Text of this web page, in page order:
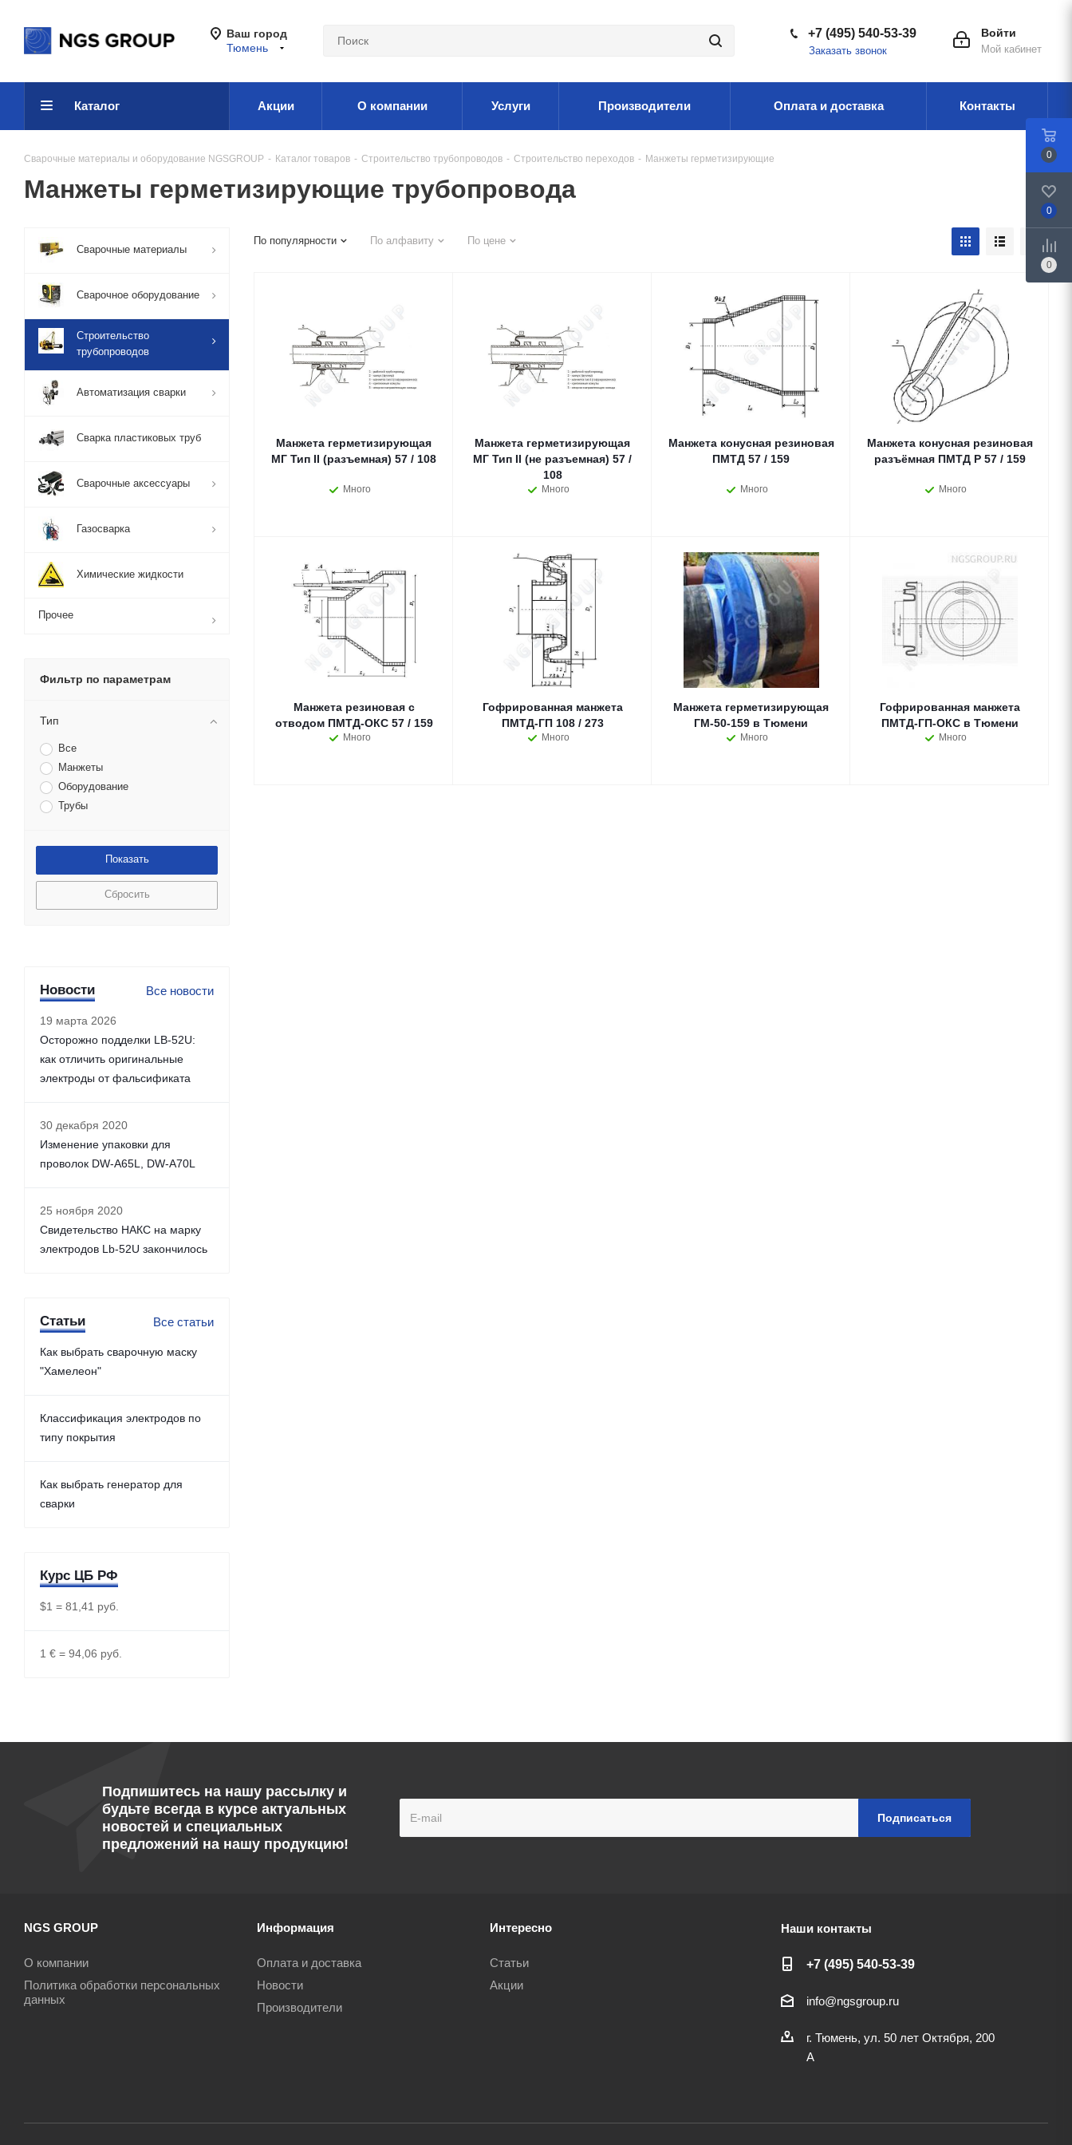
Ваш город
Тюмень
Войти
Мой кабинет
+7 (495) 540-53-39
Заказать звонок
Каталог Акции О компании Услуги Производители Оплата и доставка Контакты
Сварочные материалы и оборудование NGSGROUP - Каталог товаров - Строительство трубопроводов - Строительство переходов - Манжеты герметизирующие
Манжеты герметизирующие трубопровода
По популярности По алфавиту По цене
Манжета герметизирующая
МГ Тип II (разъемная) 57 / 108
Много
Манжета герметизирующая
МГ Тип II (не разъемная) 57 /
108
Много
Манжета конусная резиновая
ПМТД 57 / 159
Много
Манжета конусная резиновая
разъёмная ПМТД Р 57 / 159
Много
Манжета резиновая с
отводом ПМТД-ОКС 57 / 159
Много
Гофрированная манжета
ПМТД-ГП 108 / 273
Много
Манжета герметизирующая
ГМ-50-159 в Тюмени
Много
Гофрированная манжета
ПМТД-ГП-ОКС в Тюмени
Много
Сварочные материалы
Сварочное оборудование
Строительство
трубопроводов
Автоматизация сварки
Сварка пластиковых труб
Сварочные аксессуары
Газосварка
Химические жидкости
Прочее
Фильтр по параметрам
Тип
Все
Манжеты
Оборудование
Трубы
Сбросить
Новости Все новости
19 марта 2026
Осторожно подделки LB-52U:
как отличить оригинальные
электроды от фальсификата
30 декабря 2020
Изменение упаковки для
проволок DW-A65L, DW-A70L
25 ноября 2020
Свидетельство НАКС на марку
электродов Lb-52U закончилось
Статьи Все статьи
Как выбрать сварочную маску
"Хамелеон"
Классификация электродов по
типу покрытия
Как выбрать генератор для
сварки
Курс ЦБ РФ
$1 = 81,41 руб.
1 € = 94,06 руб.
Подпишитесь на нашу рассылку и
будьте всегда в курсе актуальных
новостей и специальных
предложений на нашу продукцию!
NGS GROUP
О компании
Политика обработки персональных
данных
Информация
Оплата и доставка
Новости
Производители
Интересно
Статьи
Акции
Наши контакты
+7 (495) 540-53-39
info@ngsgroup.ru
г. Тюмень, ул. 50 лет Октября, 200
А
0
0
0